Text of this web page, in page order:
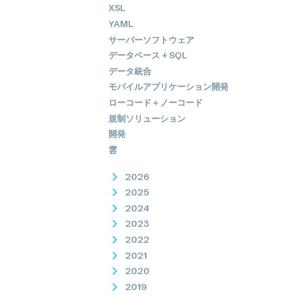
XSL
YAML
サーバーソフトウェア
データベース + SQL
データ統合
モバイルアプリケーション開発
ローコード＋ノーコード
規制ソリューション
開発
雲
2026
2025
2024
2023
2022
2021
2020
2019